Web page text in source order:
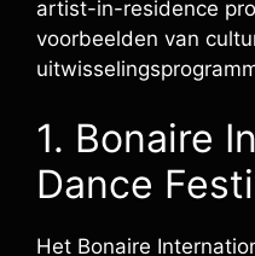
artist-in-residence
voorbeelden van
1. Bonaire
Dance
Het Bonaire